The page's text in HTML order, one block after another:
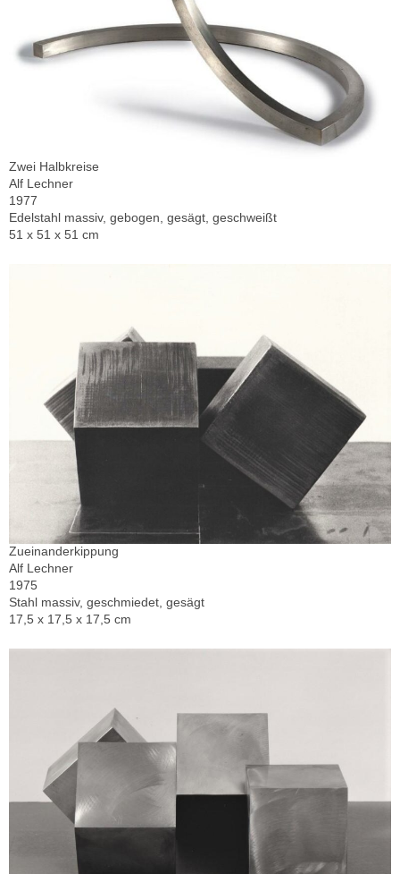
Zwei Halbkreise
Alf Lechner
1977
Edelstahl massiv, gebogen, gesägt, geschweißt
51 x 51 x 51 cm
Zueinanderkippung
Alf Lechner
1975
Stahl massiv, geschmiedet, gesägt
17,5 x 17,5 x 17,5 cm